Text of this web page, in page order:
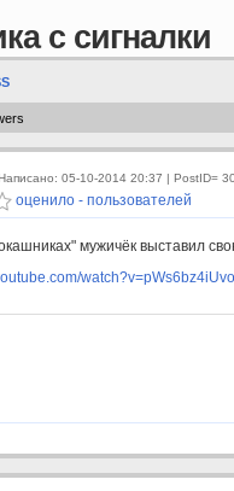
с сигналки
05-10-2014 20:37 | PostID=
оценило - пользователей
мужичёк выставил